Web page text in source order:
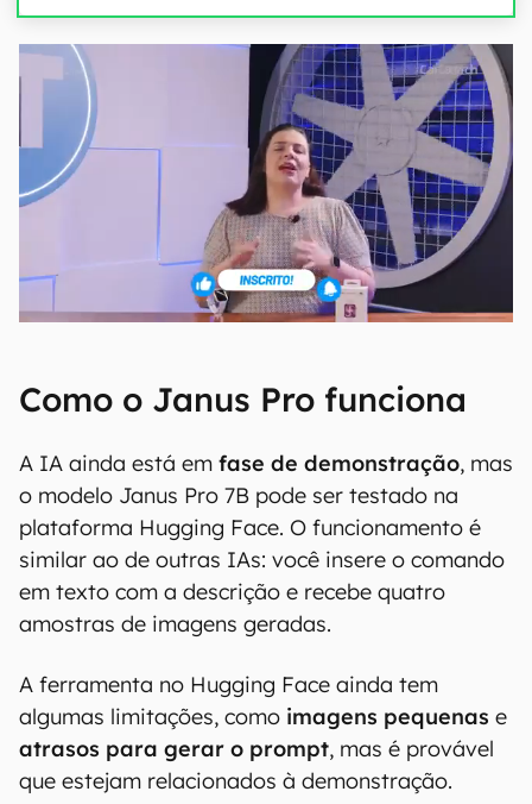
Como o Janus Pro funciona
A IA ainda está em fase de demonstração, mas
o modelo Janus Pro 7B pode ser testado na
plataforma Hugging Face. O funcionamento é
similar ao de outras IAs: você insere o comando
em texto com a descrição e recebe quatro
amostras de imagens geradas.
A ferramenta no Hugging Face ainda tem
algumas limitações, como imagens pequenas e
atrasos para gerar o prompt, mas é provável
que estejam relacionados à demonstração.